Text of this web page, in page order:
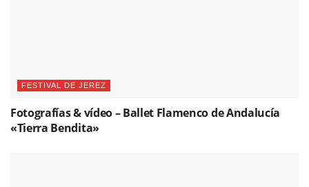
FESTIVAL DE JEREZ
Fotografías & vídeo – Ballet Flamenco de Andalucía
«Tierra Bendita»